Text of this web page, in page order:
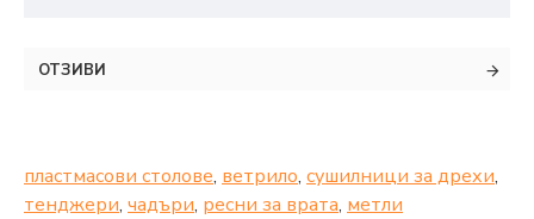
ОТЗИВИ
пластмасови столове, ветрило, сушилници за дрехи,
тенджери, чадъри, ресни за врата, метли